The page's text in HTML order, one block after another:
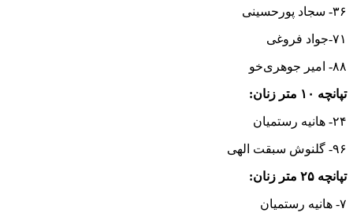
۳۶- سجاد پورحسینی
۷۱-جواد فروغی
۸۸- امیر جوهری‌خو
تپانچه ۱۰ متر زنان:
۲۴- هانیه رستمیان
۹۶- گلنوش سبقت الهی
تپانچه ۲۵ متر زنان:
۷- هانیه رستمیان